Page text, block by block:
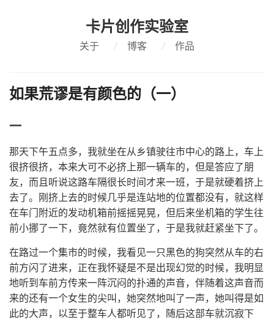
卡片创作实验室
关于 / 博客 / 作品
如果荒谬是有颜色的（一）
一
那天下午五点多，我就坐在从乡镇驶往市中心的路上，车上
很挤很挤，本来大可不必挤上那一辆车的，但是答应了朋
友，而且听说这路车隔很长时间才来一班，于是就硬着挤上
去了。刚挤上去的时候几乎是连站地的位置都没有，就这样
在车门附近的发动机箱前摇摇晃晃，但后来坐机箱的学生往
前小挪了一下，竟然就有位置坐了，于是我就赶紧坐下了。
在路过一个集市的时候，我看见一只黑色的狗突然从车的右
前方闪了进来，正在我怀疑是不是出现幻觉的时候，我明显
地听到车前方传来一阵沉闷的扑通的声音，伴随着这声音而
来的还有一个女生的尖叫，她突然地叫了一声，她叫得是如
此的大声，以至于整车人都听见了，随后这部车就沉寂下